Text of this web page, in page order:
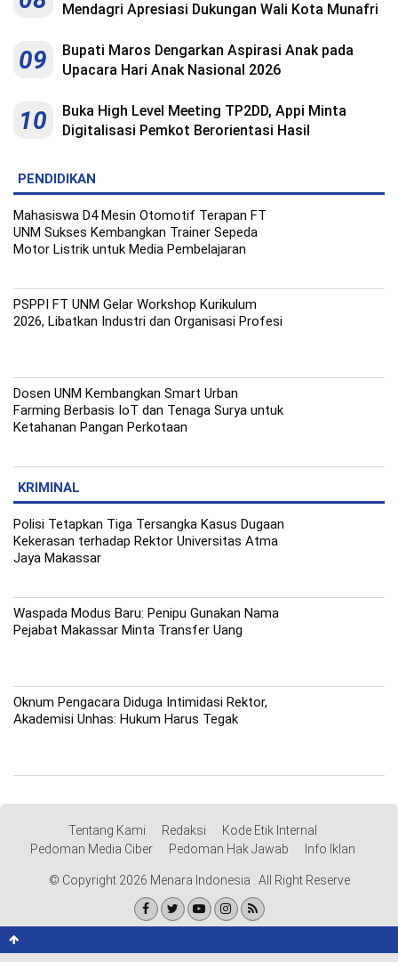
Mendagri Apresiasi Dukungan Wali Kota Munafri
09
Bupati Maros Dengarkan Aspirasi Anak pada
Upacara Hari Anak Nasional 2026
10
Buka High Level Meeting TP2DD, Appi Minta
Digitalisasi Pemkot Berorientasi Hasil
PENDIDIKAN
Mahasiswa D4 Mesin Otomotif Terapan FT
UNM Sukses Kembangkan Trainer Sepeda
Motor Listrik untuk Media Pembelajaran
PSPPI FT UNM Gelar Workshop Kurikulum
2026, Libatkan Industri dan Organisasi Profesi
Dosen UNM Kembangkan Smart Urban
Farming Berbasis IoT dan Tenaga Surya untuk
Ketahanan Pangan Perkotaan
KRIMINAL
Polisi Tetapkan Tiga Tersangka Kasus Dugaan
Kekerasan terhadap Rektor Universitas Atma
Jaya Makassar
Waspada Modus Baru: Penipu Gunakan Nama
Pejabat Makassar Minta Transfer Uang
Oknum Pengacara Diduga Intimidasi Rektor,
Akademisi Unhas: Hukum Harus Tegak
Tentang Kami Redaksi
Kode Etik Internal
Pedoman Media Ciber
Pedoman Hak Jawab Info Iklan
© Copyright 2026 Menara Indonesia . All Right Reserve